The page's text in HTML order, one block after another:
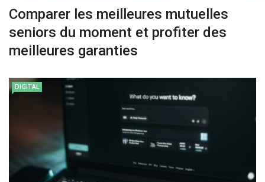
Comparer les meilleures mutuelles
seniors du moment et profiter des
meilleures garanties
DIGITAL